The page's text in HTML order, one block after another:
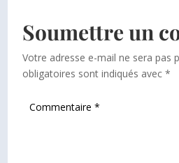
Soumettre un
Votre adresse e-mail ne sera pas
obligatoires sont indiqués avec*